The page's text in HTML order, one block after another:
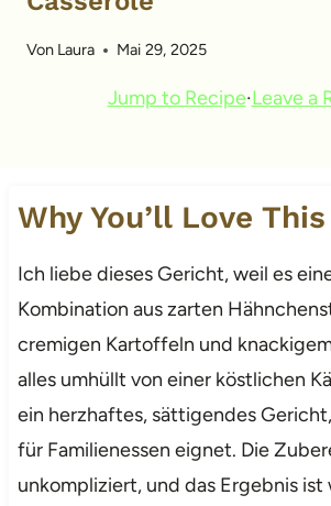
Von Laura Mai 29, 2025
Jump to Recipe·Leave a
Why You’ll Love
Ich liebe dieses Gericht, weil es
Kombination aus zarten
cremigen Kartoffeln und
alles umhüllt von einer köstlichen
ein herzhaftes, sättigendes
für Familienessen eignet. Die
unkompliziert, und das Ergebnis